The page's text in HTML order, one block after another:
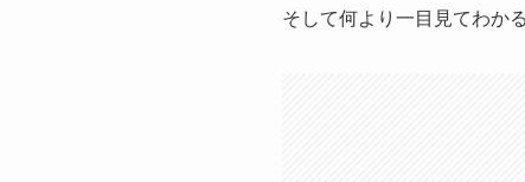
そして何より一目見てわか